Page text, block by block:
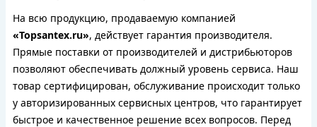
На всю продукцию, продаваемую компанией
«Topsantex.ru», действует гарантия производителя.
Прямые поставки от производителей и дистрибьюторов
позволяют обеспечивать должный уровень сервиса. Наш
товар сертифицирован, обслуживание происходит только
у авторизированных сервисных центров, что гарантирует
быстрое и качественное решение всех вопросов. Перед